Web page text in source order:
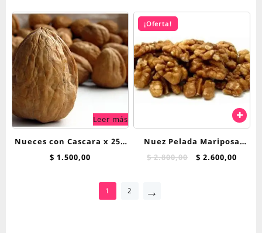
Leer más
Nueces con Cascara x 250
grs
$ 1.500,00
¡Oferta!
Nuez Pelada Mariposa
Extra Light 100 grs
$2.800,00
El
$ 2.600,00
1 2 →